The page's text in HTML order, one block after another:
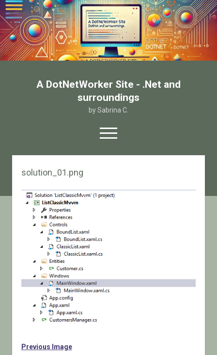
A DotNetWorker Site - .Net and
surroundings
by Sabrina C.
open
menu
twitterfacebook
email-form
Chi sono
solution_01.png
Previous Image